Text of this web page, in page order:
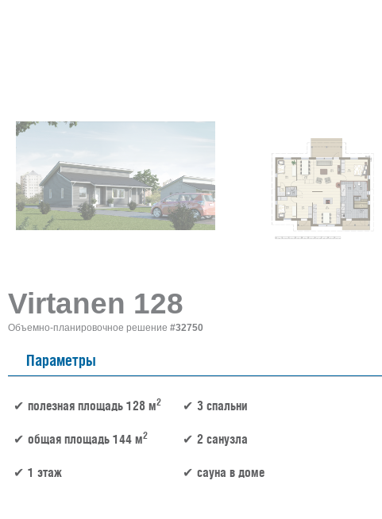
Virtanen 128
Объемно-планировочное решение #32750
Параметры
полезная площадь 128 м2
общая площадь 144 м2
1 этаж
3 спальни
2 санузла
сауна в доме